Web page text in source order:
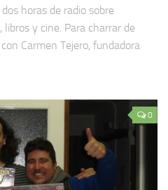
de radio sobre
y cine. Para charrar de
Carmen Tejero, fundadora
0